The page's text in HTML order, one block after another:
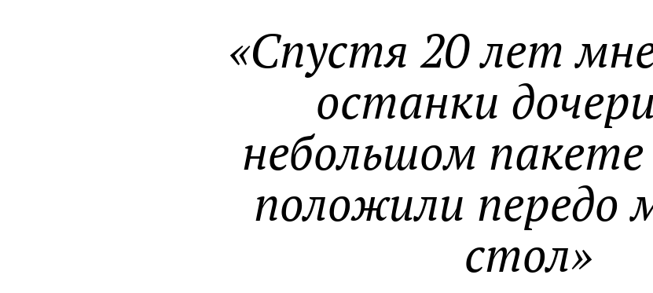
«Спустя 20 лет
останки
небольшом
положили передо
стол»